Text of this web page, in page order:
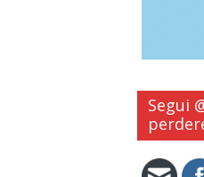
Segui